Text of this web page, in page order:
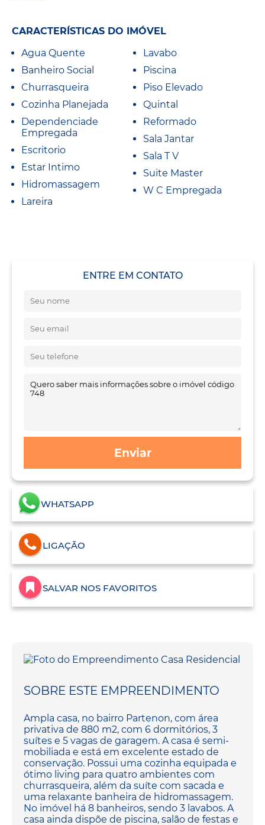
CARACTERÍSTICAS DO IMÓVEL
Agua Quente
Banheiro Social
Churrasqueira
Cozinha Planejada
Dependenciade
Empregada
Escritorio
Estar Intimo
Hidromassagem
Lareira
Lavabo
Piscina
Piso Elevado
Quintal
Reformado
Sala Jantar
Sala T V
Suite Master
W C Empregada
ENTRE EM CONTATO
Enviar
WHATSAPP
LIGAÇÃO
SALVAR NOS FAVORITOS
SOBRE ESTE EMPREENDIMENTO
Ampla casa, no bairro Partenon, com área
privativa de 880 m2, com 6 dormitórios, 3
suítes e 5 vagas de garagem. A casa é semi-
mobiliada e está em excelente estado de
conservação. Possui uma cozinha equipada e
ótimo living para quatro ambientes com
churrasqueira, além da suíte com sacada e
uma relaxante banheira de hidromassagem.
No imóvel há 8 banheiros, sendo 3 lavabos. A
casa ainda dispõe de piscina, salão de festas e